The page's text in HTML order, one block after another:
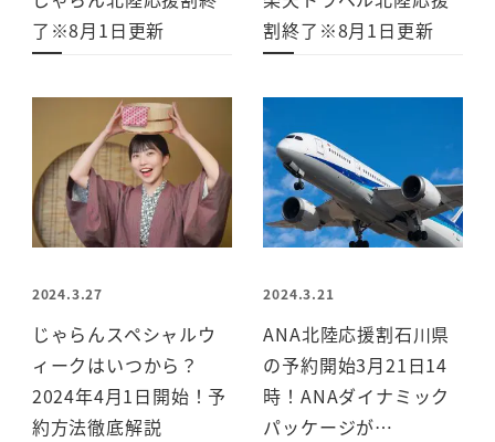
了※8月1日更新
割終了※8月1日更新
2024.3.27
じゃらんスペシャルウ
ィークはいつから？
2024年4月1日開始！予
約方法徹底解説
2024.3.21
ANA北陸応援割石川県
の予約開始3月21日14
時！ANAダイナミック
パッケージが…